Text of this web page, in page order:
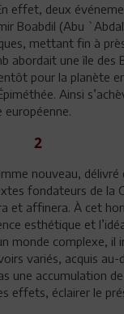
effet, deux
Boabdil (Abu
mettant fin à
une île des
pour la planète
Ainsi
européenne.
2
nouveau,
fondateurs de la
et affinera. À cet
esthétique et
complexe, il
variés, acquis
une accumulation
effets, éclairer le